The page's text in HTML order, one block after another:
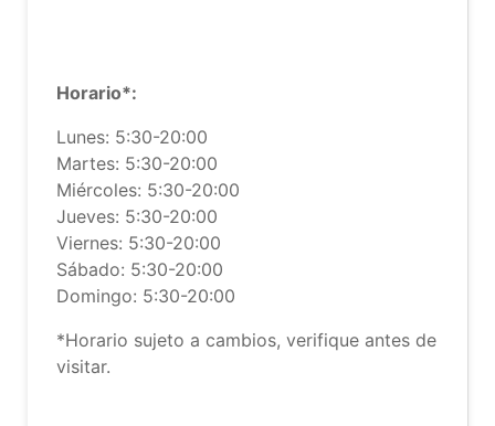
Horario*:
Lunes: 5:30-20:00
Martes: 5:30-20:00
Miércoles: 5:30-20:00
Jueves: 5:30-20:00
Viernes: 5:30-20:00
Sábado: 5:30-20:00
Domingo: 5:30-20:00
*Horario sujeto a cambios, verifique antes de
visitar.